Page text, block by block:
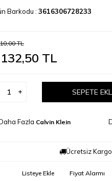
Barkodu : 3616306728233
TL
TL
SEPETE
Fazla Calvin Klein
Ücretsiz Kargo
Listeye Ekle Fiyat Alarmı